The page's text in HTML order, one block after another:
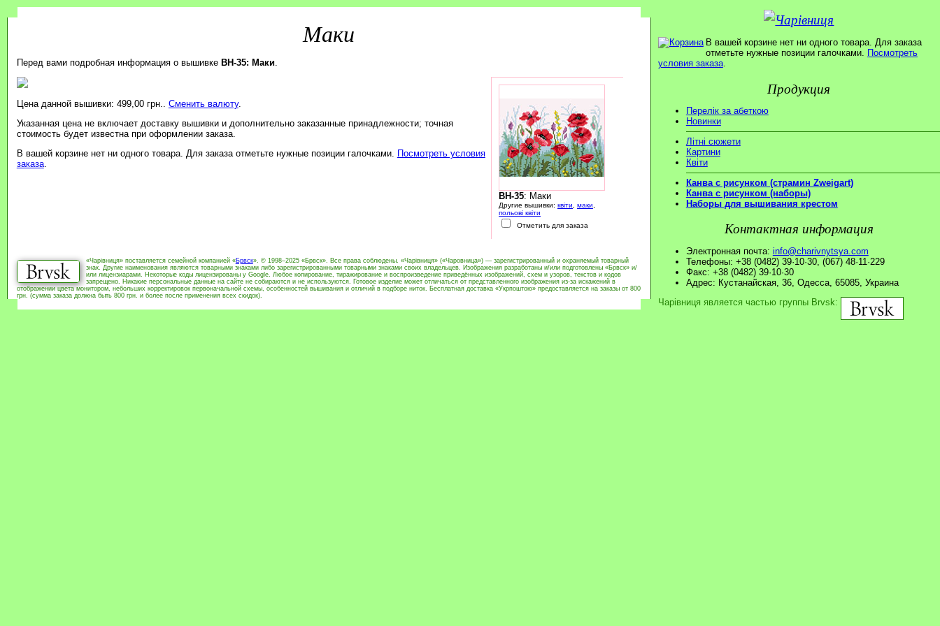
Маки
Перед вами подробная информация о вышивке BH-35: Маки.
BH-35: Маки
Другие вышивки: квіти маки
польові квіти
Отметить для заказа
Цена данной вышивки: 499,00 грн.. Сменить валюту.
Указанная цена не включает доставку вышивки и дополнительно заказанные принадлежности; точная
стоимость будет известна при оформлении заказа.
В вашей корзине нет ни одного товара. Для заказа отметьте нужные позиции галочками.
Посмотреть условия
заказа.
«Чарівниця» поставляется семейной компанией «Брвск». © 1998–2025 «Брвск». Все права соблюдены. «Чарівниця» («Чаровница») — зарегистрированный и охраняемый товарный
знак. Другие наименования являются товарными знаками либо зарегистрированными товарными знаками своих владельцев. Изображения разработаны и/или подготовлены «Брвск» и/
или лицензиарами. Некоторые коды лицензированы у Google. Любое копирование, тиражирование и воспроизведение приведённых изображений, схем и узоров, текстов и кодов
запрещено. Никакие персональные данные на сайте не собираются и не используются. Готовое изделие может отличаться от представленного изображения из-за искажений в
отображении цвета монитором, небольших корректировок первоначальной схемы, особенностей вышивания и отличий в подборе ниток. Бесплатная доставка «Укрпоштою» предоставляется на заказы от 800
грн. (сумма заказа должна быть 800 грн. и более после применения всех скидок).
В вашей корзине нет ни одного товара. Для заказа
отметьте нужные позиции галочками. Посмотреть
условия заказа.
Продукция
Перелік за абеткою
Новинки
Літні сюжети
Картини
Квіти
Канва с рисунком (страмин Zweigart)
Канва с рисунком (наборы)
Наборы для вышивания крестом
Контактная информация
Электронная почта: info@charivnytsya.com
Телефоны: +38 (0482) 39·10·30, (067) 48·11·229
Факс: +38 (0482) 39·10·30
Адрес: Кустанайская, 36, Одесса, 65085, Украина
Чарівниця является частью группы Brvsk: